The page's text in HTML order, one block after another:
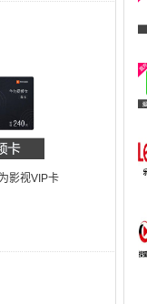
影视VIP卡